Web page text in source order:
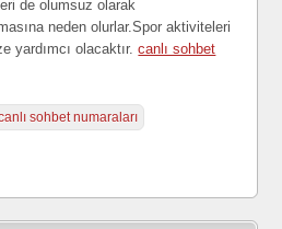
de olumsuz olarak
neden olurlar.Spor aktiviteleri
yardımcı olacaktır.canlı sohbet
sohbet numaraları